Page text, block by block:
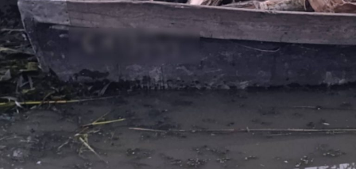
Din fericire, nimeni nu a avut de suferit, iar reprezentanții
comunității au mulțumit atât pompierilor din Drochia, cât și
localnicilor care au intervenit prompt și au contribuit la
limitarea pagubelor.